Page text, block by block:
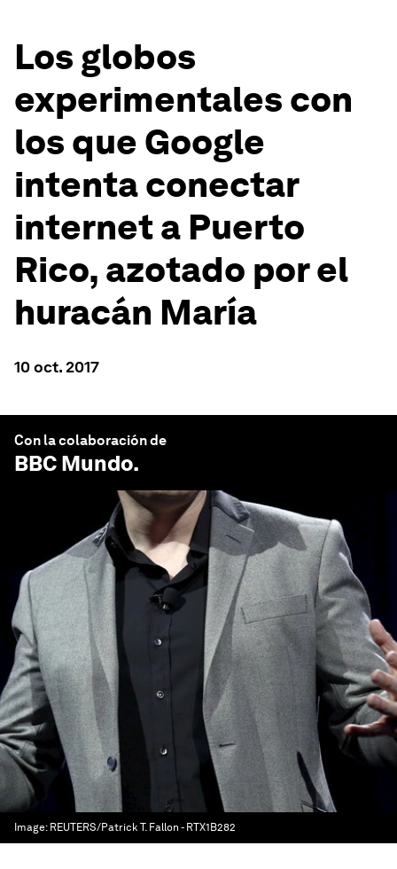
Los globos
experimentales con
los que Google
intenta conectar
internet a Puerto
Rico, azotado por el
huracán María
10 oct. 2017
Con la colaboración de
BBC Mundo.
Image: REUTERS/Patrick T. Fallon - RTX1B282